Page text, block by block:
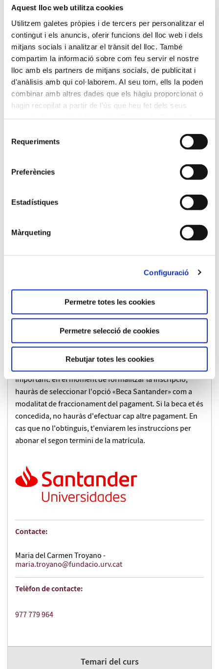
Aquest lloc web utilitza cookies
Utilitzem galetes pròpies i de tercers per personalitzar el
contingut i els anuncis, oferir funcions del lloc web i dels
mitjans socials i analitzar el trànsit del lloc. També
compartim la informació sobre com feu servir el nostre
lloc amb els partners de mitjans socials, de publicitat i
d'anàlisis amb qui col·laborem. Al seu torn, ells la poden
combinar amb altres dades que els hàgiu proporcionat o
hagin recopilat a partir de l'ús que heu fet dels seus
Requeriments
Preferències
Estadístiques
Màrqueting
Configuració
Permetre totes les cookies
Permetre selecció de cookies
Rebutjar totes les cookies
MOODLE (Campus virtual)
Ubicació:
Campus virtual de la URV
Preu:
seva empresa poden beneficiar-se de la bonificació de la
matrícula mitjançant la Fundació Estatal per a la
Beques Santander:Aquest programa permet accedir a les
Beques Santander, que ofereixen un descompte de 300 €
en l'import de la matrícula. Per sol·licitar la beca, accedeix
Beca Santander 2026 II Edición», selecciona la
Universitat Rovira i Virgili i busca aquest programa per
completar la sol·licitud. Per a qualsevol consulta, pots
Important: en el moment de formalitzar la inscripció,
hauràs de seleccionar l'opció «Beca Santander» com a
modalitat de fraccionament del pagament. Si la beca et és
concedida, no hauràs d'efectuar cap altre pagament. En
cas que no l'obtinguis, t'enviarem les instruccions per
abonar el segon termini de la matrícula.
Contacte:
Maria del Carmen Troyano -
maria.troyano@fundacio.urv.cat
Telèfon de contacte:
977 779 964
Temari del curs